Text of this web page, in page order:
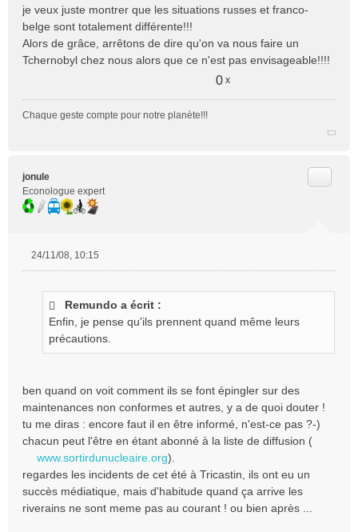
je veux juste montrer que les situations russes et franco-
belge sont totalement différente!!!
Alors de grâce, arrêtons de dire qu'on va nous faire un
Tchernobyl chez nous alors que ce n'est pas envisageable!!!!
0 x
Chaque geste compte pour notre planète!!!
jonule
Econologue expert
n
l
u
24/11/08, 10:15
Remundo a écrit :
Enfin, je pense qu'ils prennent quand même leurs
précautions.
ben quand on voit comment ils se font épingler sur des
maintenances non conformes et autres, y a de quoi douter !
tu me diras : encore faut il en être informé, n'est-ce pas ?-)
chacun peut l'être en étant abonné à la liste de diffusion (
www.sortirdunucleaire.org).
regardes les incidents de cet été à Tricastin, ils ont eu un
succès médiatique, mais d'habitude quand ça arrive les
riverains ne sont meme pas au courant ! ou bien après ...